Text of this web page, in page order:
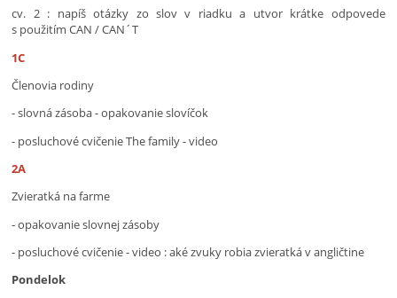
cv. 2 : napíš otázky zo slov v riadku a utvor krátke odpovede
s použitím CAN / CAN´T
1C
Členovia rodiny
- slovná zásoba - opakovanie slovíčok
- posluchové cvičenie The family - video
2A
Zvieratká na farme
- opakovanie slovnej zásoby
- posluchové cvičenie - video : aké zvuky robia zvieratká v angličtine
Pondelok